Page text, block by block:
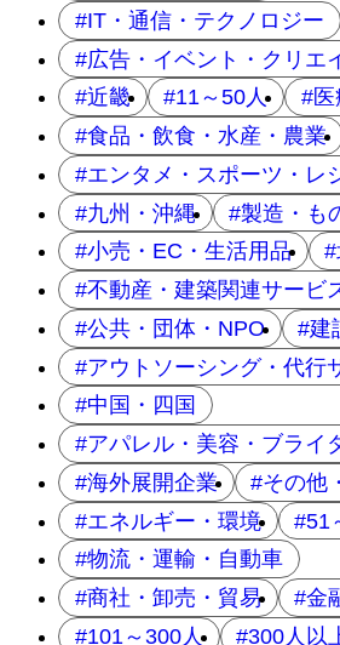
IT・通信・テクノロジー
広告・イベント・クリエ
近畿
11～50人
医
食品・飲食・水産・農業
エンタメ・スポーツ・レ
九州・沖縄
製造・も
小売・EC・生活用品
不動産・建築関連サービ
公共・団体・NPO
建
アウトソーシング・代行
中国・四国
アパレル・美容・ブライ
海外展開企業
その他
エネルギー・環境
51
物流・運輸・自動車
商社・卸売・貿易
金
101～300人
300人以